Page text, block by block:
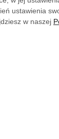
ustawienia
w naszej